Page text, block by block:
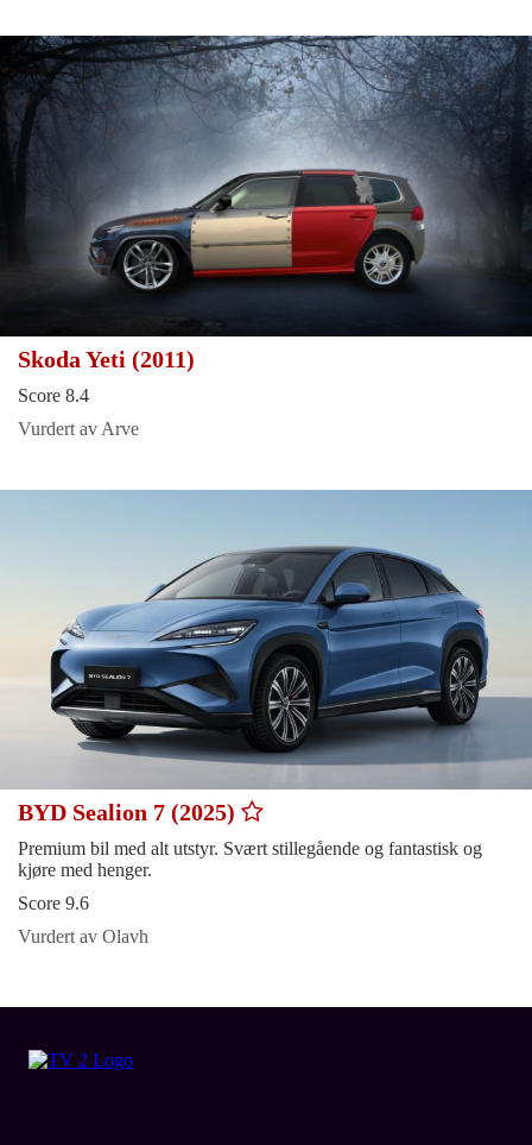
Skoda Yeti (2011)
Score 8.4
Vurdert av Arve
BYD Sealion 7 (2025)
Premium bil med alt utstyr. Svært stillegående og fantastisk og
kjøre med henger.
Score 9.6
Vurdert av Olavh